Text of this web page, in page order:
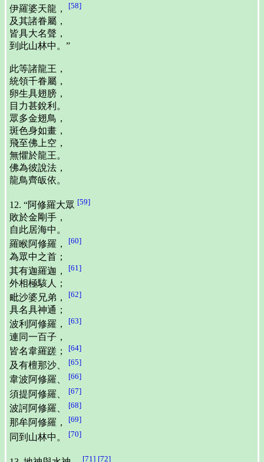
伊羅婆天龍， [58]
及其諸眷屬，
皆具大名聲，
到此山林中。”
此等諸龍王，
統領千眷屬，
卵生具翅膀，
目力甚銳利。
眾多金翅鳥，
斑色身如畫，
飛至佛上空，
無懼於龍王。
佛為彼說法，
龍鳥齊皈依。
12. “阿修羅大眾 [59]
敗於金剛手，
自此居海中。
羅睺阿修羅，
[60]
為眾中之首；
其有迦羅迦，
[61]
外相極駭人；
毗沙婆兄弟，
[62]
具名具神通；
波利阿修羅，
[63]
連同一百子，
皆名韋羅蹉；
[64]
及有檀那沙、 [65]
韋波阿修羅、 [66]
須提阿修羅、 [67]
波訶阿修羅、 [68]
那牟阿修羅， [69]
同到山林中。 [70]
[71] [72]